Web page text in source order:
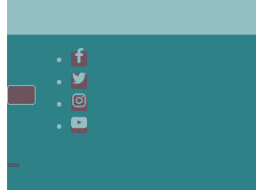
Navigations-
Navigations-